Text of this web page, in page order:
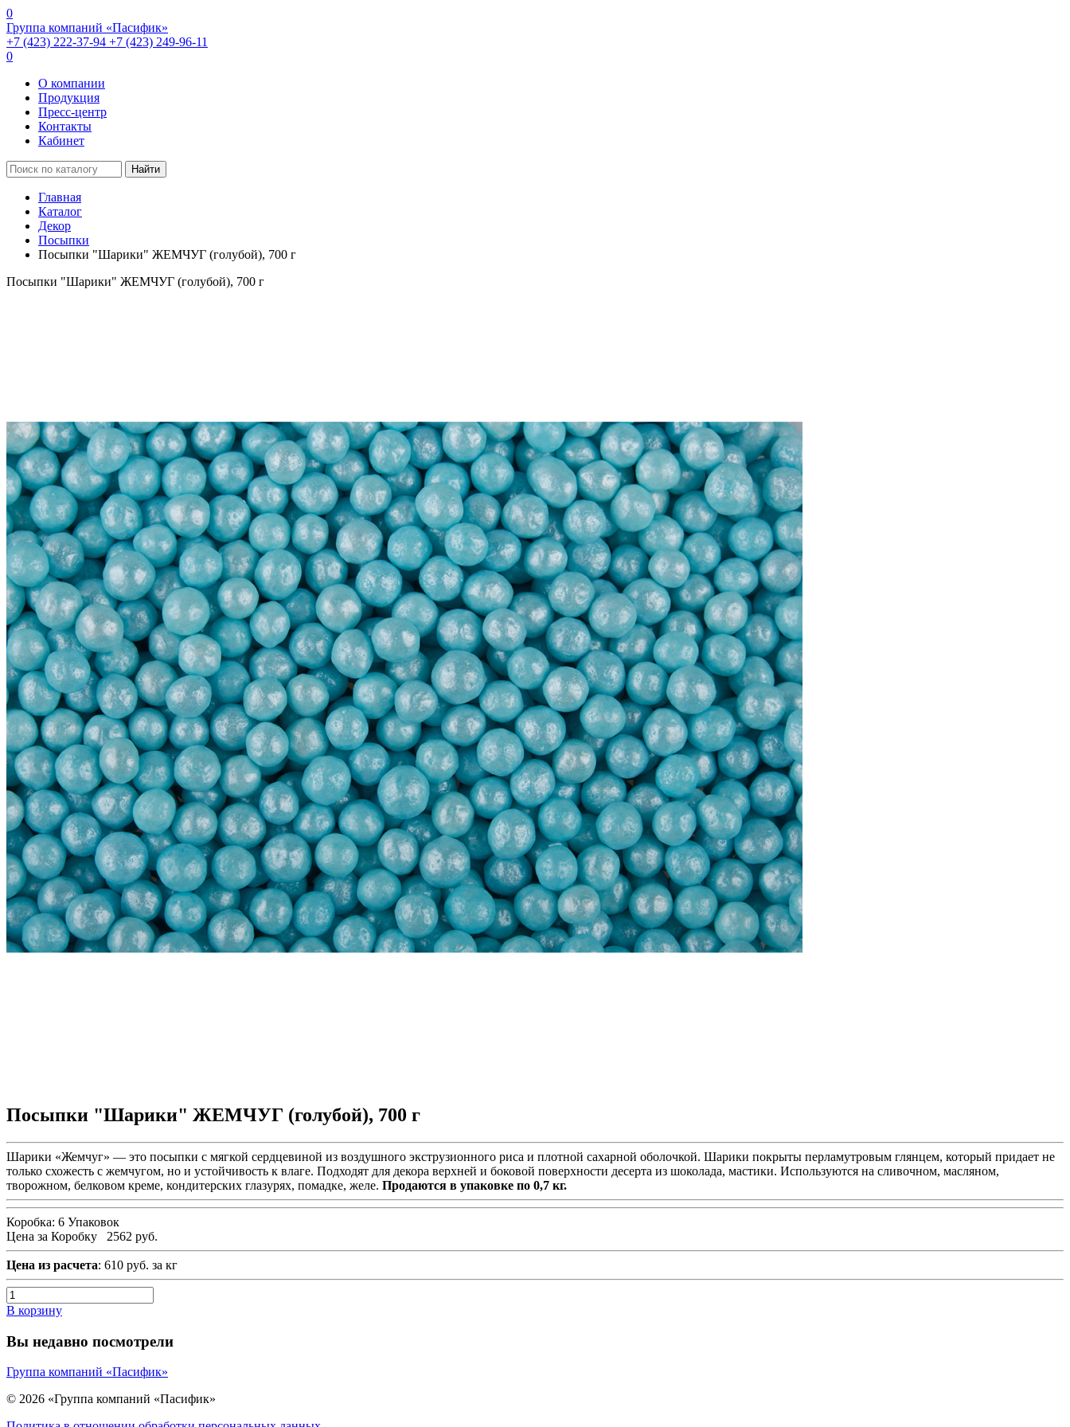
0
Группа компаний «Пасифик»
+7 (423) 222-37-94 +7 (423) 249-96-11
0
О компании
Продукция
Пресс-центр
Контакты
Кабинет
Найти
Главная
Каталог
Декор
Посыпки
Посыпки "Шарики" ЖЕМЧУГ (голубой), 700 г
Посыпки "Шарики" ЖЕМЧУГ (голубой), 700 г
Посыпки "Шарики" ЖЕМЧУГ (голубой), 700 г
Шарики «Жемчуг» — это посыпки с мягкой сердцевиной из воздушного экструзионного риса и плотной сахарной оболочкой. Шарики покрыты перламутровым глянцем, который придает не
только схожесть с жемчугом, но и устойчивость к влаге. Подходят для декора верхней и боковой поверхности десерта из шоколада, мастики. Используются на сливочном, масляном,
творожном, белковом креме, кондитерских глазурях, помадке, желе. Продаются в упаковке по 0,7 кг.
Коробка: 6 Упаковок
Цена за Коробку
2562 руб.
Цена из расчета: 610 руб. за кг
В корзину
Вы недавно посмотрели
Группа компаний «Пасифик»
© 2026 «Группа компаний «Пасифик»